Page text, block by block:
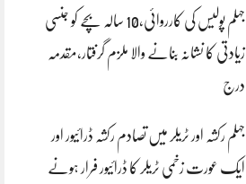
جہلم پولیس کی کارروائی،10 سالہ بچے کو جنسی
زیادتی کا نشانہ بنانے والا ملزم گرفتار،مقدمہ
درج
جہلم رکشہ اور ٹریلر میں تصادم رکشہ ڈرائیور اور
ایک عورت زخمی ٹریلر کا ڈرائیور فرار ہونے